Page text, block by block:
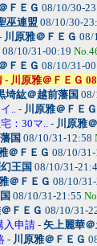
ＦＥＧ 08/10/30-
巫連盟 08/10/30-
川原雅＠ＦＥＧ 08/
08/10/31-00:19
ＦＥＧ 08/10/31-
川原雅＠ＦＥＧ
埼紘＠越前藩国
.. - 川原雅＠ＦＥＧ
：30マ.. - 川原雅
国 08/10/31-12:58
＠ＦＥＧ 08/10/
王国 08/10/31-
＠ＦＥＧ 08/10/
08/10/31-21:55
ＦＥＧ 08/10/31-
入申請- 矢上麗華
- 川原雅＠ＦＥＧ